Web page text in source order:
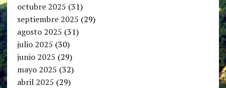
octubre 2025 (31)
septiembre 2025 (29)
agosto 2025 (31)
julio 2025 (30)
junio 2025 (29)
mayo 2025 (32)
abril 2025 (29)